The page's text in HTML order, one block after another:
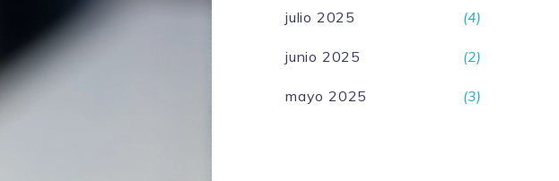
julio 2025 (4)
junio 2025 (2)
mayo 2025 (3)